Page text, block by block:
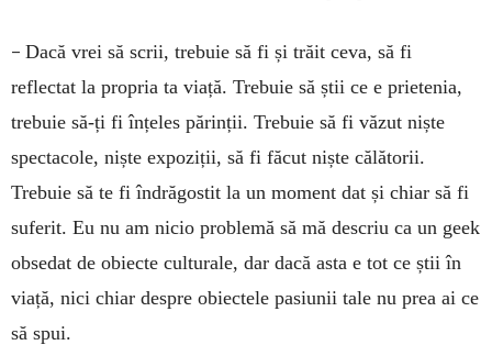
– Dacă vrei să scrii, trebuie să fi și trăit ceva, să fi
reflectat la propria ta viață. Trebuie să știi ce e prietenia,
trebuie să-ți fi înțeles părinții. Trebuie să fi văzut niște
spectacole, niște expoziții, să fi făcut niște călătorii.
Trebuie să te fi îndrăgostit la un moment dat și chiar să fi
suferit. Eu nu am nicio problemă să mă descriu ca un geek
obsedat de obiecte culturale, dar dacă asta e tot ce știi în
viață, nici chiar despre obiectele pasiunii tale nu prea ai ce
să spui.